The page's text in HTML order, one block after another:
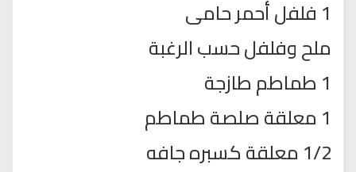
1 فلفل أحمر حامى
ملح وفلفل حسب الرغبة
1 طماطم طازجة
1 معلقة صلصة طماطم
1/2 معلقة كسبره جافه